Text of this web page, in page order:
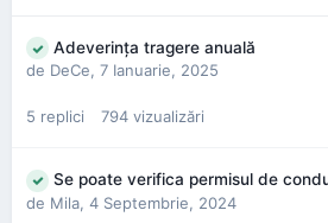
Adeverința tragere anuală
de DeCe, 7 Ianuarie, 2025
5 replici 794 vizualizări
Se poate verifica permisul de
de Mila, 4 Septembrie, 2024